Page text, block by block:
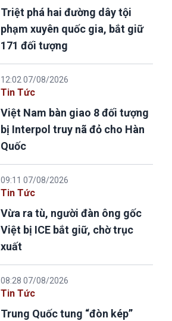
Triệt phá hai đường dây tội
phạm xuyên quốc gia, bắt giữ
171 đối tượng
12:02 07/08/2026
Tin Tức
Việt Nam bàn giao 8 đối tượng
bị Interpol truy nã đỏ cho Hàn
Quốc
09:11 07/08/2026
Tin Tức
Vừa ra tù, người đàn ông gốc
Việt bị ICE bắt giữ, chờ trục
xuất
08:28 07/08/2026
Tin Tức
Trung Quốc tung “đòn kép”